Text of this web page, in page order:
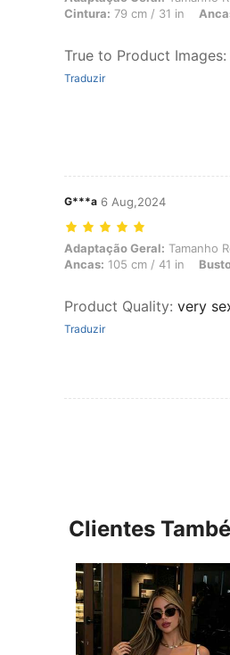
Cintura: 79 cm / 31 in
True to Product Images:
Traduzir
G***a 6 Aug,2024
Adaptação Geral: Tamanho
Adaptação Geral: Tamanho
Ancas: 105 cm / 41 in
Product Quality: very
Traduzir
Clientes